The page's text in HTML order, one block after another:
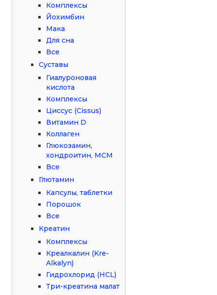
Комплексы
Йохимбин
Мака
Для сна
Все
Суставы
Гиалуроновая
кислота
Комплексы
Циссус (Cissus)
Витамин D
Коллаген
Глюкозамин,
хондроитин, МСМ
Все
Глютамин
Капсулы, таблетки
Порошок
Все
Креатин
Комплексы
Креалкалин (Kre-
Alkalyn)
Гидрохлорид (HCL)
Три-креатина малат